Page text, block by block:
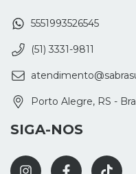
5551993526545
(51) 3331-9811
Porto Alegre, RS -
SIGA-NOS